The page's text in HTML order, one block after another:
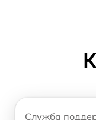
Служба